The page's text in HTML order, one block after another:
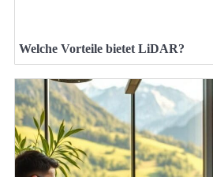
Welche Vorteile bietet LiDAR?